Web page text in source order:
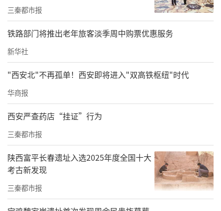
三秦都市报
铁路部门将推出老年旅客淡季周中购票优惠服务
新华社
"西安北"不再孤单！西安即将进入"双高铁枢纽"时代
华商报
西安严查药店“挂证”行为
三秦都市报
陕西富平长春遗址入选2025年度全国十大
考古新发现
三秦都市报